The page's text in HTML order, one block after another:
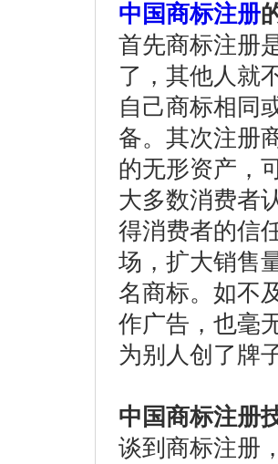
中国商标注册
首先商标注册
了，其他人就
自己商标相同
备。其次注册
的无形资产，
大多数消费者
得消费者的信
场，扩大销售
名商标。如不
作广告，也毫
为别人创了牌
中国商标注册
谈到商标注册